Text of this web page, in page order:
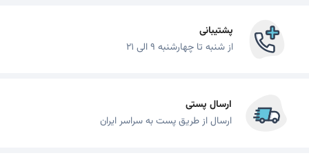
پشتیبانی
از شنبه تا چهارشنبه 9 الی 21
ارسال پستی
ارسال از طریق پست به سراسر ایران